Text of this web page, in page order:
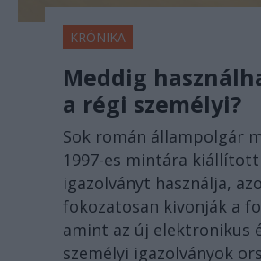
KRÓNIKA
Meddig
a régi személyi?
Sok román állampolgár
1997-es mintára
igazolványt használja,
fokozatosan kivonják a
amint az új elektronikus
személyi igazolványok
elérhetővé válnak.